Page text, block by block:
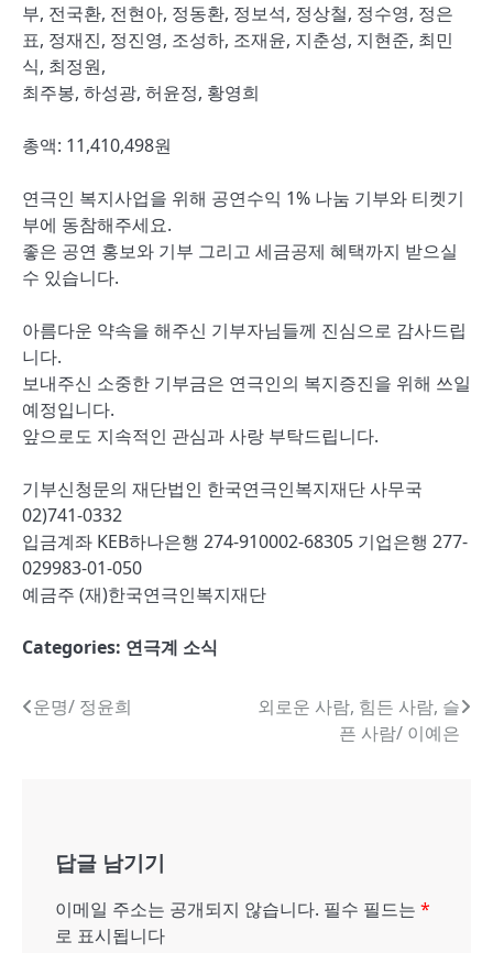
부, 전국환, 전현아, 정동환, 정보석, 정상철, 정수영, 정은
표, 정재진, 정진영, 조성하, 조재윤, 지춘성, 지현준, 최민
식, 최정원,
최주봉, 하성광, 허윤정, 황영희
총액: 11,410,498원
연극인 복지사업을 위해 공연수익 1% 나눔 기부와 티켓기
부에 동참해주세요.
좋은 공연 홍보와 기부 그리고 세금공제 혜택까지 받으실
수 있습니다.
아름다운 약속을 해주신 기부자님들께 진심으로 감사드립
니다.
보내주신 소중한 기부금은 연극인의 복지증진을 위해 쓰일
예정입니다.
앞으로도 지속적인 관심과 사랑 부탁드립니다.
기부신청문의 재단법인 한국연극인복지재단 사무국
02)741-0332
입금계좌 KEB하나은행 274-910002-68305 기업은행 277-
029983-01-050
예금주 (재)한국연극인복지재단
Categories: 연극계 소식
글운명/ 정윤희
외로운 사람, 힘든 사람, 슬
픈 사람/ 이예은
답글 남기기
이메일 주소는 공개되지 않습니다. 필수 필드는 *
로 표시됩니다